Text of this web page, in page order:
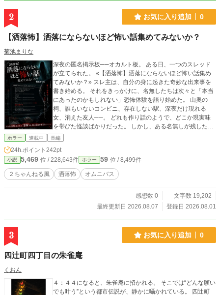
2 お気に入り追加 0
【洒落怖】洒落にならないほど怖い話集めてみないか？
菊池まりな
深夜の匿名掲示板──オカルト板。 ある日、一つのスレッド
が立てられた。 «【洒落怖】洒落にならないほど怖い話集め
てみないか？» スレ主は、自分の身に起きた奇妙な出来事を
書き始める。 それをきっかけに、名無したちは次々と「本当
にあったのかもしれない」恐怖体験を語り始めた。 山奥の
祠、誰もいないコンビニ、存在しない駅、深夜だけ現れる
女、消えた友人──。 どれも作り話のようで、どこか現実味
を帯びた怪談ばかりだった。 しかし、ある名無しが残した、
たった一言の書き込みを境に、スレッドの空気は一変する。
と消息を絶っていく。 そして住人たちは気付き始める。 この
スレには、"読んではいけない話"が紛れ込んでいることに。
書き込めば、怪異に見つかる。 読めば、怪異に近づく。 それ
でも人は恐怖を知りたくなる。 これは、名無したちが体験し
まで読み切る覚悟がありますか？
ホラー 連載中 長編
24h.ポイント 242pt
小説 5,469 位 / 228,643件 ホラー 59 位 / 8,499件
２ちゃんねる風 洒落怖 オムニバス
感想数 0
文字数 19,202
最終更新日 2026.08.07
登録日 2026.08.01
3 お気に入り追加 0
四辻町四丁目の朱雀庵
くおん
４：４４になると、朱雀庵に招かれる。 そこでは“どんな願い
でも叶う”という都市伝説が、静かに囁かれている。 四辻町